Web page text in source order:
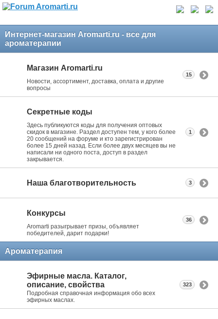
Интернет-магазин Aromarti.ru - все для
ароматерапии
Магазин Aromarti.ru
Новости, ассортимент, доставка, оплата и другие
вопросы
15
Секретные коды
Здесь публикуются коды для получения оптовых
скидок в магазине. Раздел доступен тем, у кого более
20 сообщений на форуме и кто зарегистрирован
более 15 дней назад. Если более двух месяцев вы не
написали ни одного поста, доступ в раздел
закрывается.
1
Наша благотворительность 3
Конкурсы
Aromarti разыгрывает призы, объявляет
победителей, дарит подарки!
36
Ароматерапия
Эфирные масла. Каталог,
описание, свойства
Подробная справочная информация обо всех
эфирных маслах.
323